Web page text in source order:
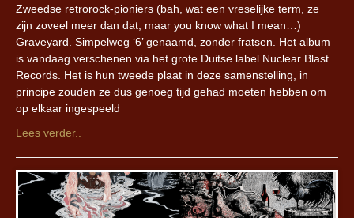
Zweedse retrorock-pioniers (bah, wat een vreselijke term, ze
zijn zoveel meer dan dat, maar you know what I mean…)
Graveyard. Simpelweg ‘6’ genaamd, zonder fratsen. Het album
is vandaag verschenen via het grote Duitse label Nuclear Blast
Records. Het is hun tweede plaat in deze samenstelling, in
principe zouden ze dus genoeg tijd gehad moeten hebben om
op elkaar ingespeeld
Lees verder..